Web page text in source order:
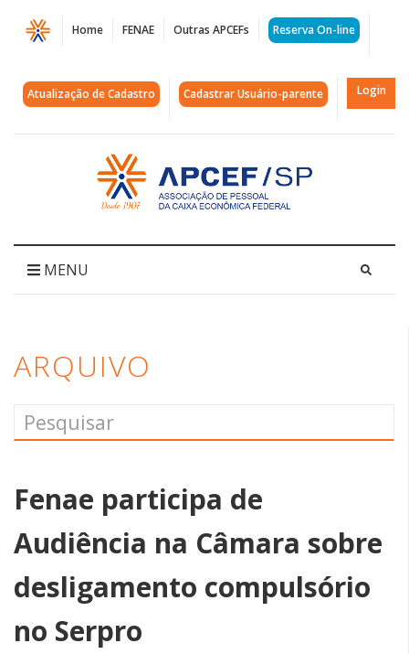
Página
Arquivos
Serpro
APCEF/SP
Home FENAE Outras APCEFs Reserva On-line
Atualização de Cadastro Cadastrar Usuário-parente Login
Acessar
página
inicial
MENU
ARQUIVO
Fenae participa de
Audiência na Câmara sobre
desligamento compulsório
no Serpro